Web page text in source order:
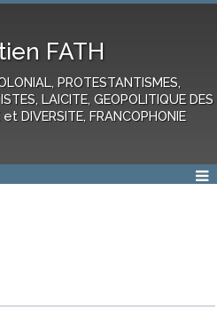
FATH
PROTESTANTISMES,
LAICITE, GEOPOLITIQUE DES
DIVERSITE, FRANCOPHONIE